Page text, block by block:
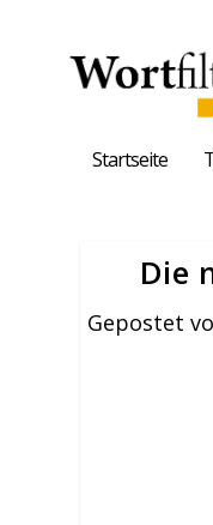
Startseite
Die
Gepostet